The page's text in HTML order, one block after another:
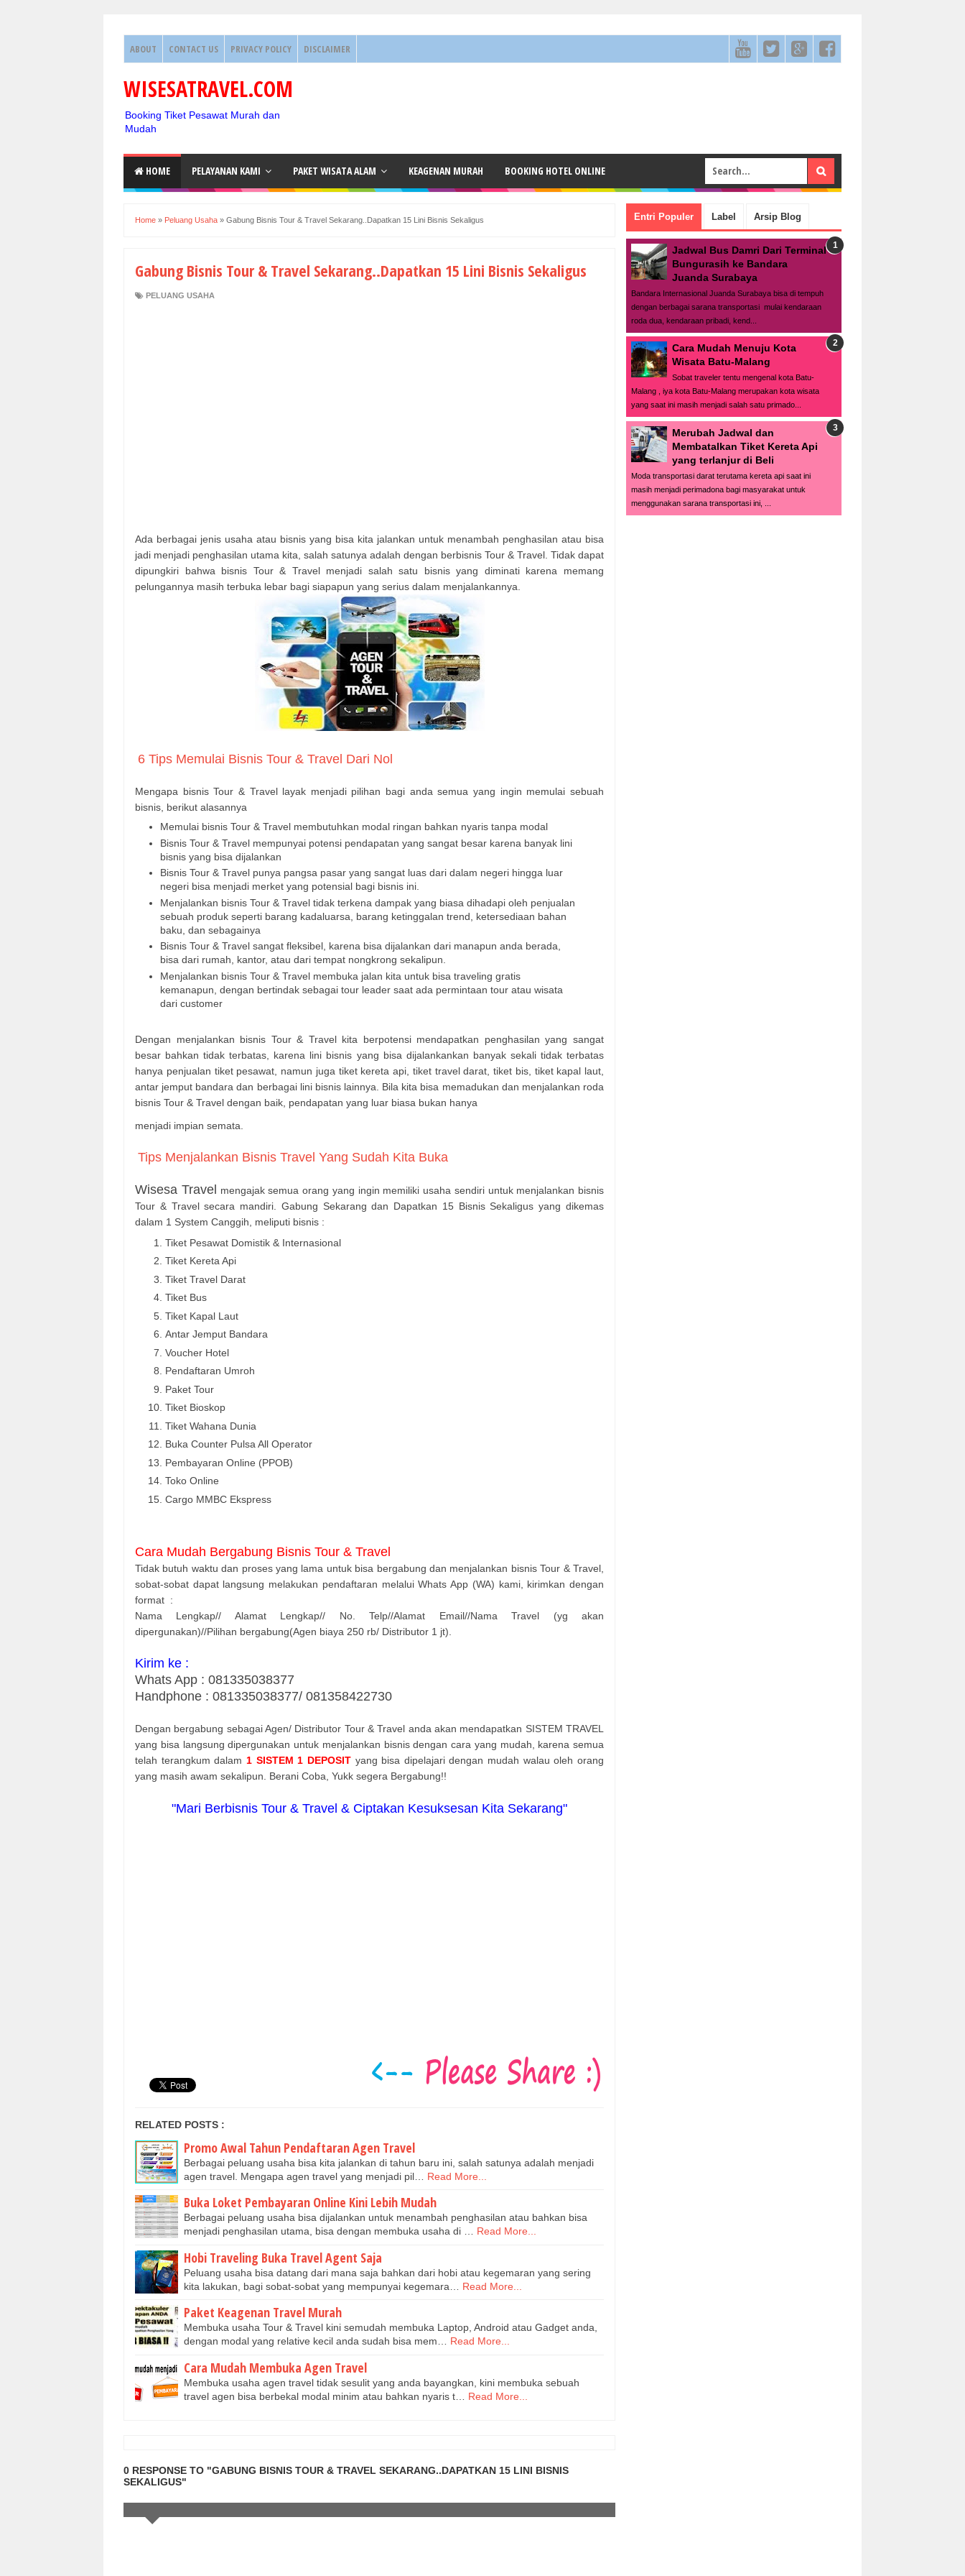
ABOUT CONTACT US PRIVACY POLICY DISCLAIMER
WISESATRAVEL.COM
Booking Tiket Pesawat Murah dan
Mudah
HOME PELAYANAN KAMI PAKET WISATA ALAM KEAGENAN MURAH BOOKING HOTEL ONLINE
Home » Peluang Usaha » Gabung Bisnis Tour & Travel Sekarang..Dapatkan 15 Lini Bisnis Sekaligus
Gabung Bisnis Tour & Travel Sekarang..Dapatkan 15 Lini Bisnis Sekaligus
PELUANG USAHA
Ada berbagai jenis usaha atau bisnis yang bisa kita jalankan untuk menambah penghasilan atau bisa
jadi menjadi penghasilan utama kita, salah satunya adalah dengan berbisnis Tour & Travel. Tidak dapat
dipungkiri bahwa bisnis Tour & Travel menjadi salah satu bisnis yang diminati karena memang
pelungannya masih terbuka lebar bagi siapapun yang serius dalam menjalankannya.
6 Tips Memulai Bisnis Tour & Travel Dari Nol
Mengapa bisnis Tour & Travel layak menjadi pilihan bagi anda semua yang ingin memulai sebuah
bisnis, berikut alasannya
Memulai bisnis Tour & Travel membutuhkan modal ringan bahkan nyaris tanpa modal
Bisnis Tour & Travel mempunyai potensi pendapatan yang sangat besar karena banyak lini
bisnis yang bisa dijalankan
Bisnis Tour & Travel punya pangsa pasar yang sangat luas dari dalam negeri hingga luar
negeri bisa menjadi merket yang potensial bagi bisnis ini.
Menjalankan bisnis Tour & Travel tidak terkena dampak yang biasa dihadapi oleh penjualan
sebuah produk seperti barang kadaluarsa, barang ketinggalan trend, ketersediaan bahan
baku, dan sebagainya
Bisnis Tour & Travel sangat fleksibel, karena bisa dijalankan dari manapun anda berada,
bisa dari rumah, kantor, atau dari tempat nongkrong sekalipun.
Menjalankan bisnis Tour & Travel membuka jalan kita untuk bisa traveling gratis
kemanapun, dengan bertindak sebagai tour leader saat ada permintaan tour atau wisata
dari customer
Dengan menjalankan bisnis Tour & Travel kita berpotensi mendapatkan penghasilan yang sangat
besar bahkan tidak terbatas, karena lini bisnis yang bisa dijalankankan banyak sekali tidak terbatas
hanya penjualan tiket pesawat, namun juga tiket kereta api, tiket travel darat, tiket bis, tiket kapal laut,
antar jemput bandara dan berbagai lini bisnis lainnya. Bila kita bisa memadukan dan menjalankan roda
bisnis Tour & Travel dengan baik, pendapatan yang luar biasa bukan hanya
menjadi impian semata.
Tips Menjalankan Bisnis Travel Yang Sudah Kita Buka
Wisesa Travel mengajak semua orang yang ingin memiliki usaha sendiri untuk menjalankan bisnis
Tour & Travel secara mandiri. Gabung Sekarang dan Dapatkan 15 Bisnis Sekaligus yang dikemas
dalam 1 System Canggih, meliputi bisnis :
Tiket Pesawat Domistik & Internasional
Tiket Kereta Api
Tiket Travel Darat
Tiket Bus
Tiket Kapal Laut
Antar Jemput Bandara
Voucher Hotel
Pendaftaran Umroh
Paket Tour
Tiket Bioskop
Tiket Wahana Dunia
Buka Counter Pulsa All Operator
Pembayaran Online (PPOB)
Toko Online
Cargo MMBC Ekspress
Cara Mudah Bergabung Bisnis Tour & Travel
Tidak butuh waktu dan proses yang lama untuk bisa bergabung dan menjalankan bisnis Tour & Travel,
sobat-sobat dapat langsung melakukan pendaftaran melalui Whats App (WA) kami, kirimkan dengan
format :
Nama Lengkap// Alamat Lengkap// No. Telp//Alamat Email//Nama Travel (yg akan
dipergunakan)//Pilihan bergabung(Agen biaya 250 rb/ Distributor 1 jt).
Kirim ke :
Whats App : 081335038377
Handphone : 081335038377/ 081358422730
Dengan bergabung sebagai Agen/ Distributor Tour & Travel anda akan mendapatkan SISTEM TRAVEL
yang bisa langsung dipergunakan untuk menjalankan bisnis dengan cara yang mudah, karena semua
telah terangkum dalam 1 SISTEM 1 DEPOSITyang bisa dipelajari dengan mudah walau oleh orang
yang masih awam sekalipun. Berani Coba, Yukk segera Bergabung!!
"Mari Berbisnis Tour & Travel & Ciptakan Kesuksesan Kita Sekarang"
RELATED POSTS :
Promo Awal Tahun Pendaftaran Agen Travel
Berbagai peluang usaha bisa kita jalankan di tahun baru ini, salah satunya adalah menjadi
agen travel. Mengapa agen travel yang menjadi pil…
Read More...
Buka Loket Pembayaran Online Kini Lebih Mudah
Berbagai peluang usaha bisa dijalankan untuk menambah penghasilan atau bahkan bisa
menjadi penghasilan utama, bisa dengan membuka usaha di …
Read More...
Hobi Traveling Buka Travel Agent Saja
Peluang usaha bisa datang dari mana saja bahkan dari hobi atau kegemaran yang sering
kita lakukan, bagi sobat-sobat yang mempunyai kegemara…
Read More...
Paket Keagenan Travel Murah
Membuka usaha Tour & Travel kini semudah membuka Laptop, Android atau Gadget anda,
dengan modal yang relative kecil anda sudah bisa mem…
Read More...
Cara Mudah Membuka Agen Travel
Membuka usaha agen travel tidak sesulit yang anda bayangkan, kini membuka sebuah
travel agen bisa berbekal modal minim atau bahkan nyaris t…
Read More...
0 RESPONSE TO "GABUNG BISNIS TOUR & TRAVEL SEKARANG..DAPATKAN 15 LINI BISNIS
SEKALIGUS"
Entri Populer Label Arsip Blog
Jadwal Bus Damri Dari Terminal
Bungurasih ke Bandara
Juanda Surabaya
Bandara Internasional Juanda Surabaya bisa di tempuh
dengan berbagai sarana transportasi mulai kendaraan
roda dua, kendaraan pribadi, kend...
Cara Mudah Menuju Kota
Wisata Batu-Malang
Sobat traveler tentu mengenal kota Batu-
Malang , iya kota Batu-Malang merupakan kota wisata
yang saat ini masih menjadi salah satu primado...
Merubah Jadwal dan
Membatalkan Tiket Kereta Api
yang terlanjur di Beli
Moda transportasi darat terutama kereta api saat ini
masih menjadi perimadona bagi masyarakat untuk
menggunakan sarana transportasi ini, ...